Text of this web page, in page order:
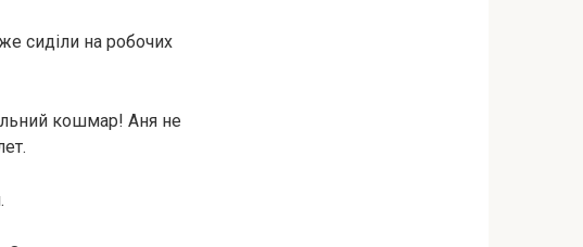
сиділи на робочих
кошмар! Аня не